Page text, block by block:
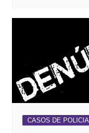
CASOS DE POLICIA